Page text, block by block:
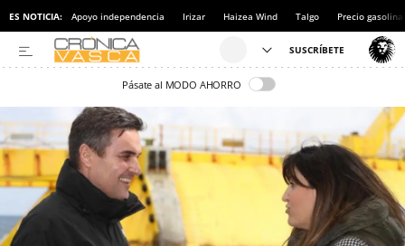
ES NOTICIA: Apoyo independencia Irizar Haizea Wind Talgo Precio gasolina
Pásate al MODO AHORRO